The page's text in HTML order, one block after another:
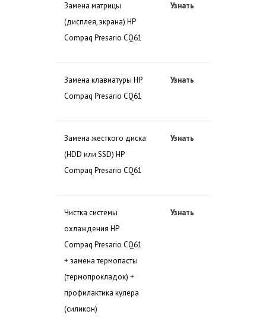
Замена матрицы
(дисплея, экрана) HP
Compaq Presario CQ61
Узнать
Замена клавиатуры HP
Compaq Presario CQ61
Узнать
Замена жесткого диска
(HDD или SSD) HP
Compaq Presario CQ61
Узнать
Чистка системы
охлаждения HP
Compaq Presario CQ61
+ замена термопасты
(термопрокладок) +
профилактика кулера
(силикон)
Узнать